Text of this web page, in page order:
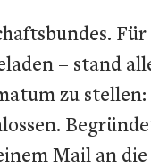
– stand
zu
Mail an